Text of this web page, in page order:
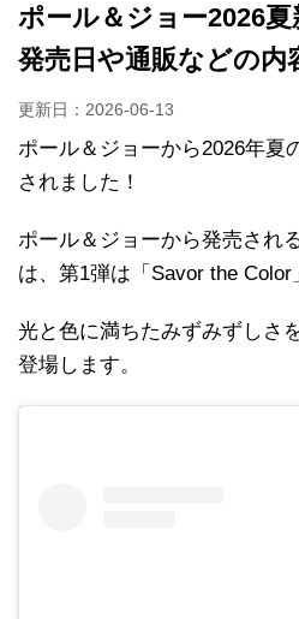
ポール＆ジョー2026夏
発売日や通販などの内
更新日： 2026-06-13
ポール＆ジョーから2026年夏
されました！
ポール＆ジョーから発売され
は、第1弾は「Savor the Color
光と色に満ちたみずみずしさ
登場します。